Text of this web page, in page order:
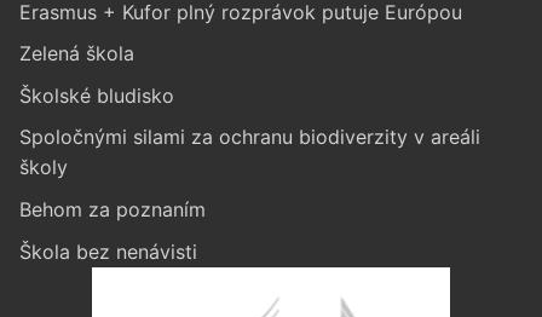
Erasmus + Kufor plný rozprávok putuje Európou
Zelená škola
Školské bludisko
Spoločnými silami za ochranu biodiverzity v areáli
školy
Behom za poznaním
Škola bez nenávisti